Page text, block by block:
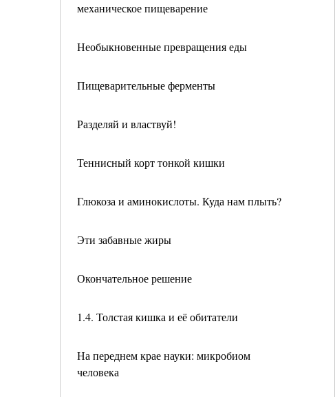
механическое пищеварение
Необыкновенные превращения еды
Пищеварительные ферменты
Разделяй и властвуй!
Теннисный корт тонкой кишки
Глюкоза и аминокислоты. Куда нам плыть?
Эти забавные жиры
Окончательное решение
1.4. Толстая кишка и её обитатели
На переднем крае науки: микробиом
человека